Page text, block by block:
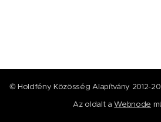
© Holdfény Közösség Alapítvány 2012-
Az oldalt aWebnode